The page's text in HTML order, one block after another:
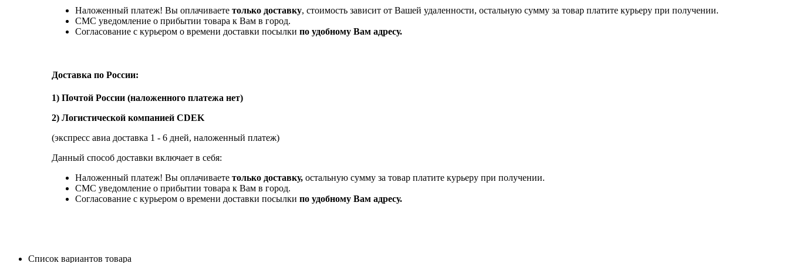
Наложенный платеж! Вы оплачиваете только доставку, стоимость зависит от Вашей удаленности, остальную сумму за товар платите курьеру при получении.
СМС уведомление о прибытии товара к Вам в город.
Согласование с курьером о времени доставки посылки по удобному Вам адресу.
Доставка по России:
1) Почтой России (наложенного платежа нет)
2) Логистической компанией CDEK
(экспресс авиа доставка 1 - 6 дней, наложенный платеж)
Данный способ доставки включает в себя:
Наложенный платеж! Вы оплачиваете только доставку, остальную сумму за товар платите курьеру при получении.
СМС уведомление о прибытии товара к Вам в город.
Согласование с курьером о времени доставки посылки по удобному Вам адресу.
Список вариантов товара